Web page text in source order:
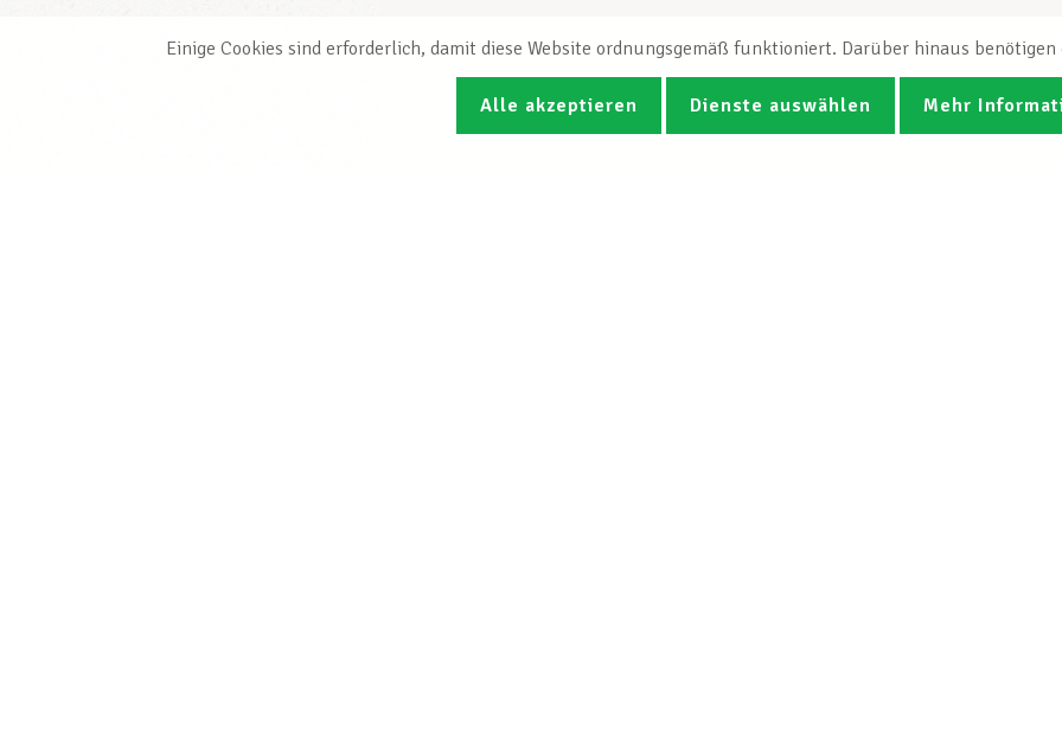
Einige Cookies sind erforderlich, damit diese Website ordnungsgemäß funktioniert. Darüber hinaus
Alle akzeptieren Dienste auswählen Mehr